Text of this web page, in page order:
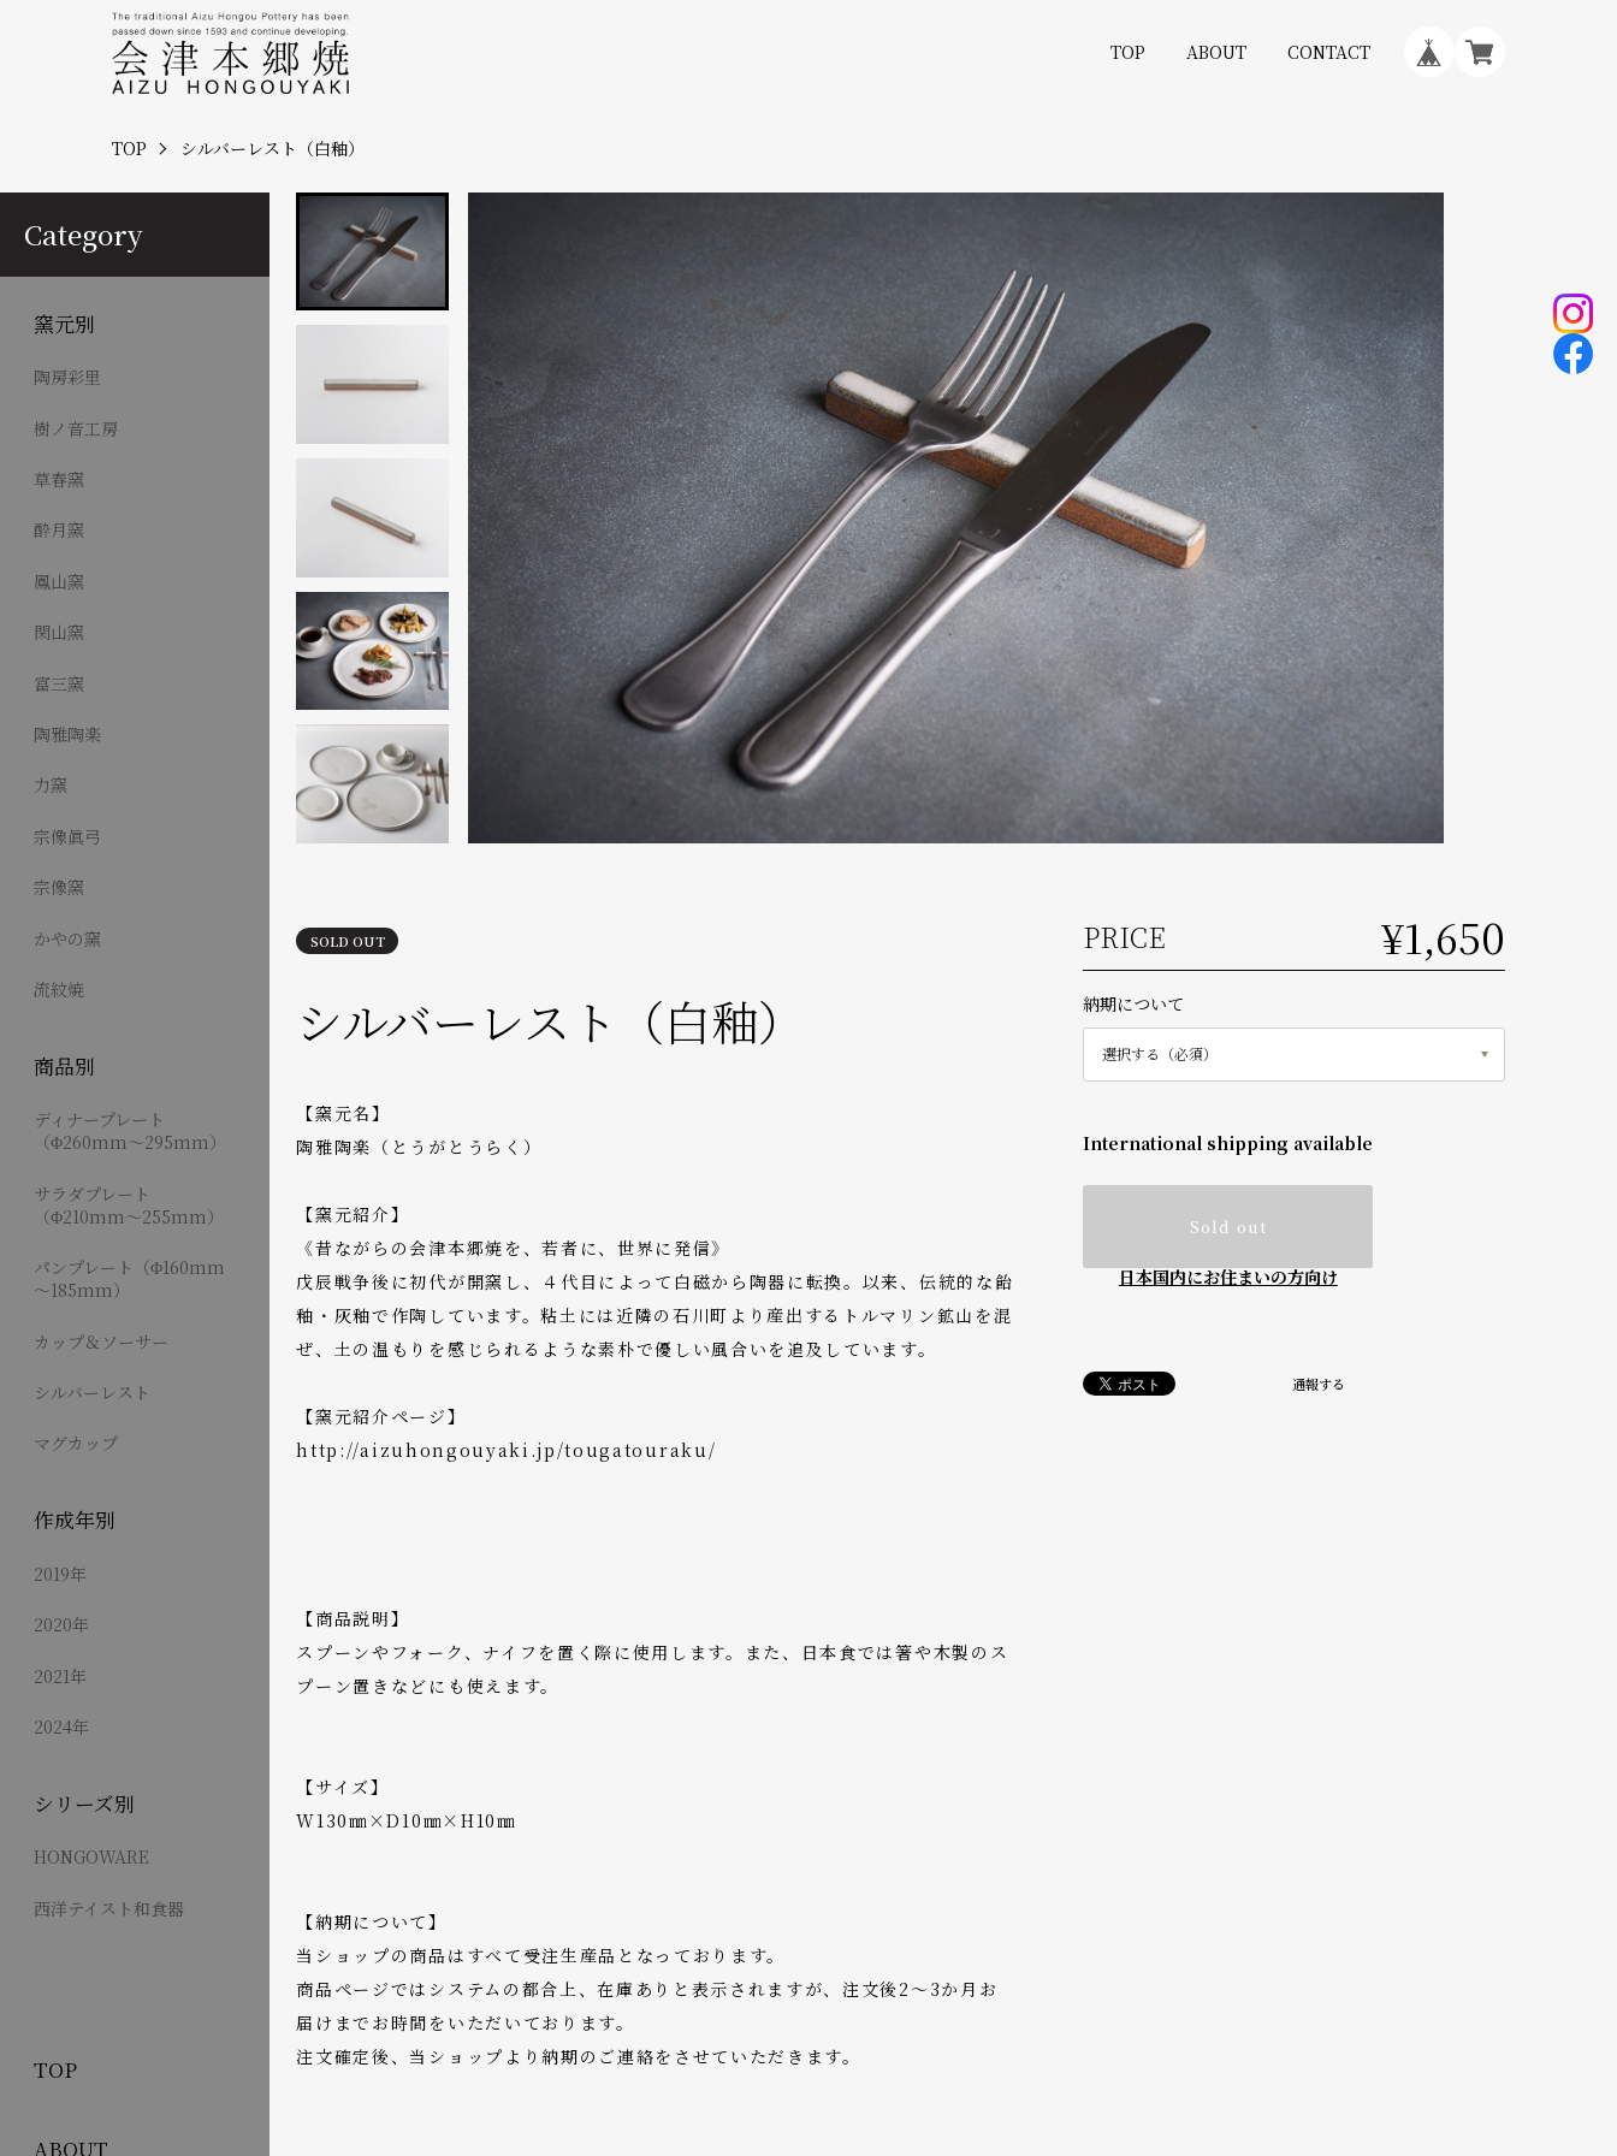
TOP ABOUT CONTACT
TOP
ABOUT
Category
窯元別
陶房彩里
樹ノ音工房
草春窯
酔月窯
鳳山窯
閑山窯
富三窯
陶雅陶楽
力窯
宗像眞弓
宗像窯
かやの窯
流紋焼
商品別
ディナープレート
（Φ260mm～295mm）
サラダプレート
（Φ210mm～255mm）
パンプレート（Φ160mm
～185mm）
カップ＆ソーサー
シルバーレスト
マグカップ
作成年別
2019年
2020年
2021年
2024年
シリーズ別
HONGOWARE
西洋テイスト和食器
TOP シルバーレスト（白釉）
SOLD OUT
シルバーレスト（白釉）
【窯元名】
陶雅陶楽（とうがとうらく）
【窯元紹介】
《昔ながらの会津本郷焼を、若者に、世界に発信》
戊辰戦争後に初代が開窯し、４代目によって白磁から陶器に転換。以来、伝統的な飴
釉・灰釉で作陶しています。粘土には近隣の石川町より産出するトルマリン鉱山を混
ぜ、土の温もりを感じられるような素朴で優しい風合いを追及しています。
【窯元紹介ページ】
http://aizuhongouyaki.jp/tougatouraku/
【商品説明】
スプーンやフォーク、ナイフを置く際に使用します。また、日本食では箸や木製のス
プーン置きなどにも使えます。
【サイズ】
W130㎜×D10㎜×H10㎜
【納期について】
当ショップの商品はすべて受注生産品となっております。
商品ページではシステムの都合上、在庫ありと表示されますが、注文後2～3か月お
届けまでお時間をいただいております。
注文確定後、当ショップより納期のご連絡をさせていただきます。
PRICE ¥1,650
納期について
International shipping available
Sold out
日本国内にお住まいの方向け
通報する